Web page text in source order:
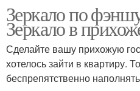
Зеркало по
Зеркало в
Сделайте вашу прихожую
хотелось зайти в квартиру.
беспрепятственно